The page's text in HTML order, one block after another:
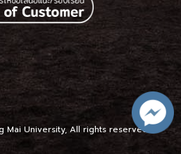
Mai University, All rights reserved.